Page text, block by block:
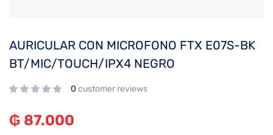
AURICULAR CON MICROFONO FTX E07S-BK
BT/MIC/TOUCH/IPX4 NEGRO
0 customer reviews
₲ 87.000